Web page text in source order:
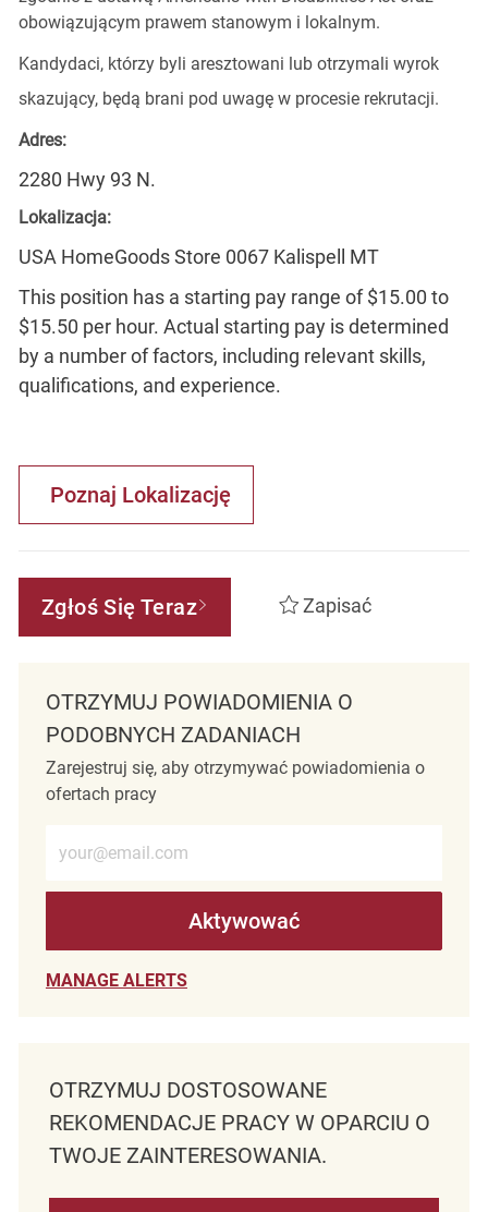
obowiązującym prawem stanowym i lokalnym.
Kandydaci, którzy byli aresztowani lub otrzymali wyrok
skazujący, będą brani pod uwagę w procesie rekrutacji.
Adres:
2280 Hwy 93 N.
Lokalizacja:
USA HomeGoods Store 0067 Kalispell MT
This position has a starting pay range of $15.00 to
$15.50 per hour. Actual starting pay is determined
by a number of factors, including relevant skills,
qualifications, and experience.
Poznaj Lokalizację
Zgłoś Się Teraz Zapisać
OTRZYMUJ POWIADOMIENIA O
PODOBNYCH ZADANIACH
Zarejestruj się, aby otrzymywać powiadomienia o
ofertach pracy
Aktywować
MANAGE ALERTS
OTRZYMUJ DOSTOSOWANE
REKOMENDACJE PRACY W OPARCIU O
TWOJE ZAINTERESOWANIA.